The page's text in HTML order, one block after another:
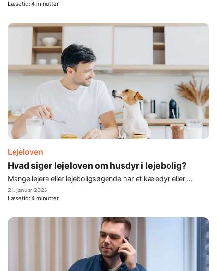
Læsetid: 4 minutter
Lejeloven
Hvad siger lejeloven om husdyr i lejebolig?
Mange lejere eller lejeboligsøgende har et kæledyr eller ...
21. januar 2025
Læsetid: 4 minutter